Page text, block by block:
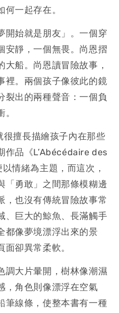
一起存在。
開始就是朋友」。一個穿
安靜，一個無畏。尚恩摺
船。尚恩讀冒險故事，
裡。兩個孩子像彼此的鏡
裂出的兩種聲音：一個負
擅長描繪孩子內在那些
作品《L’Abécédaire des
情緒為主題，而這次，
「勇敢」之間那條模糊邊
，也沒有傳統冒險故事常
、巨大的鯨魚、長滿觸手
都像夢境漂浮出來的景
卻異常柔軟。
調大片暈開，樹林像潮濕
，角色則像漂浮在空氣
筆線條，使整本書有一種